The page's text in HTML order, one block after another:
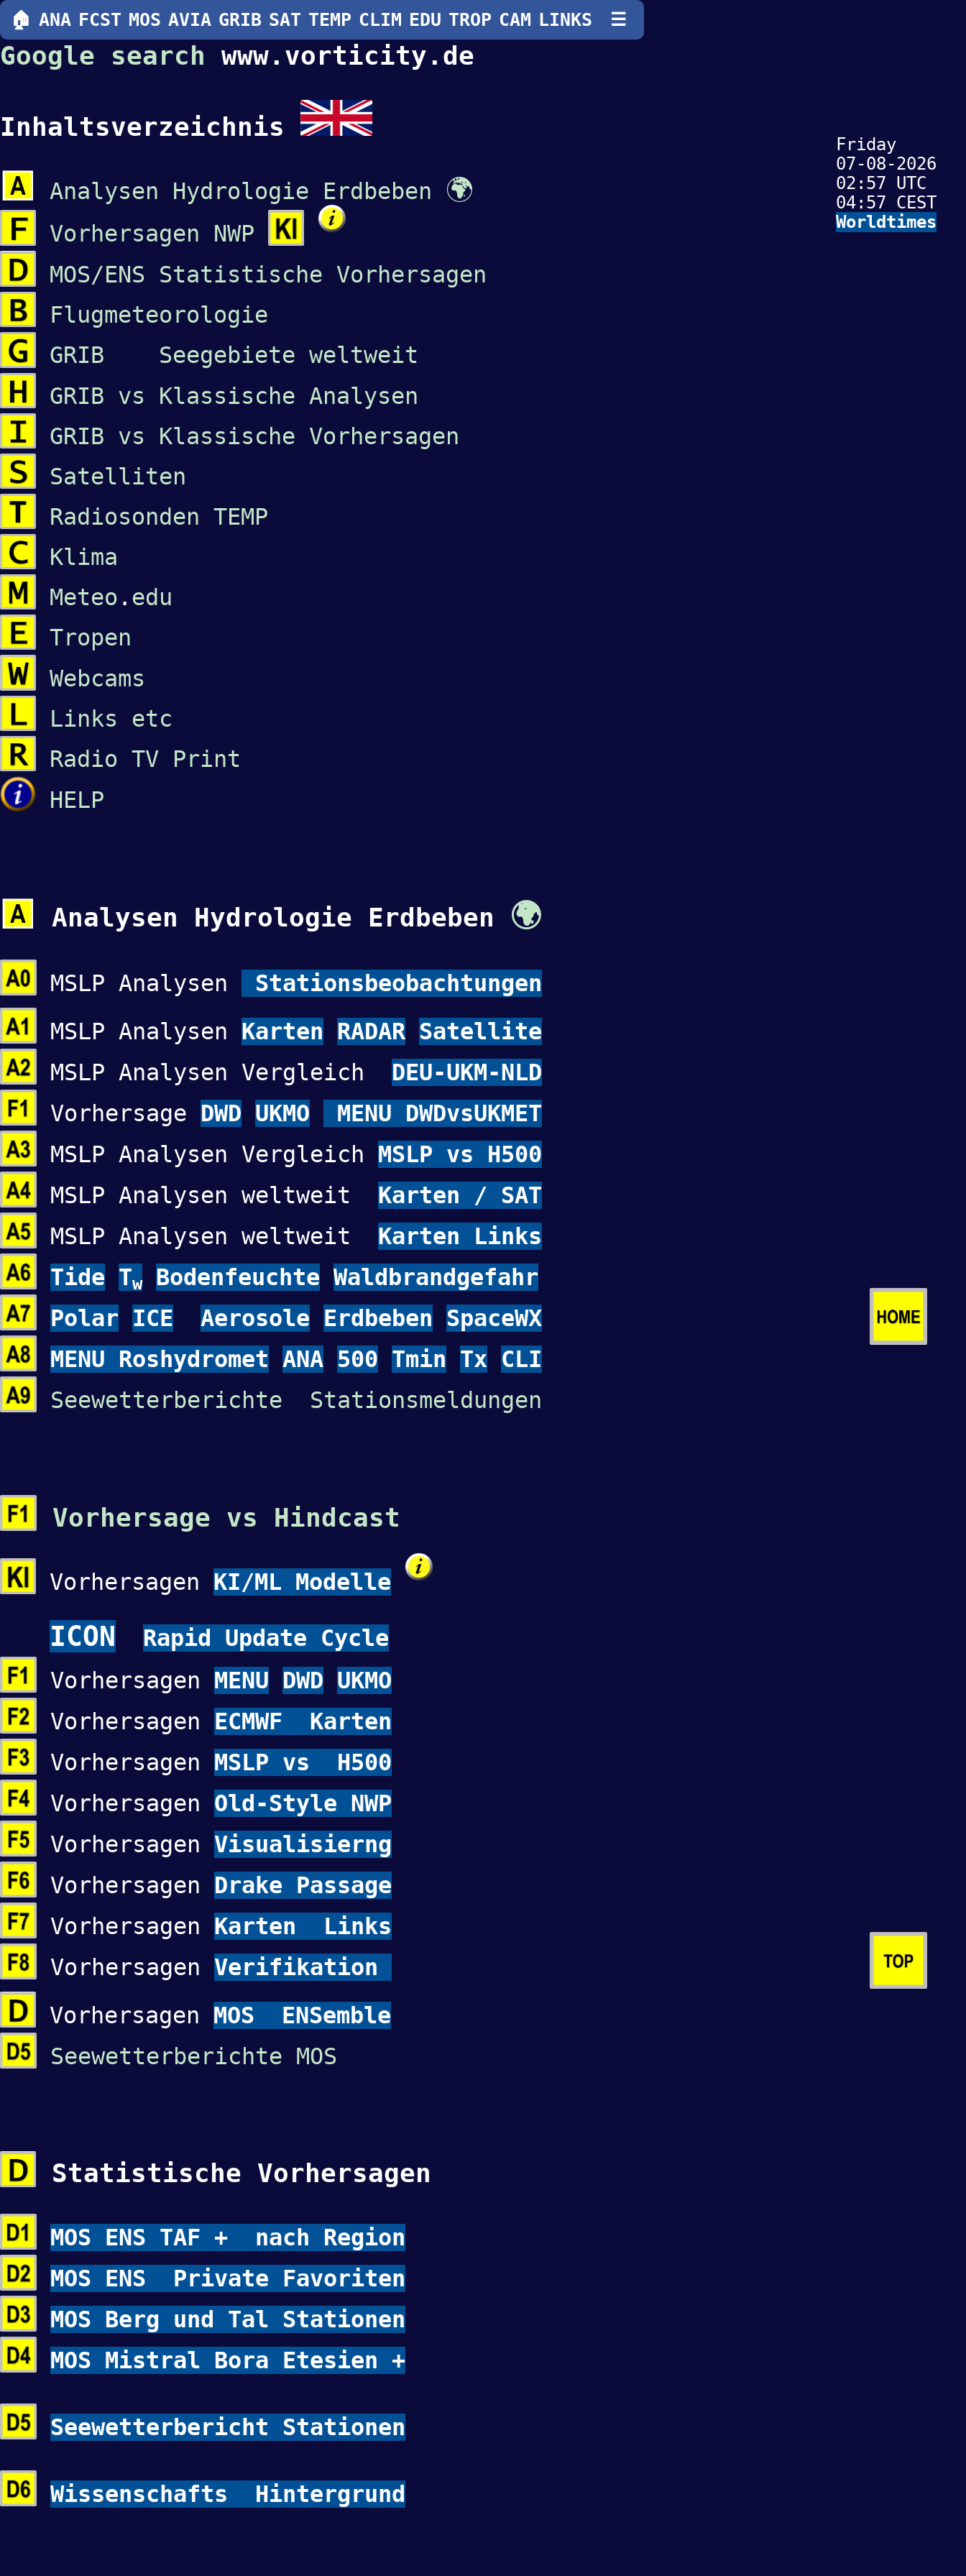
Friday
07-08-2026
02:57 UTC
04:57 CEST
Worldtimes
Google search www.vorticity.de
Inhaltsverzeichnis
Analysen Hydrologie Erdbeben 🌍
Vorhersagen NWP
MOS/ENS Statistische Vorhersagen
Flugmeteorologie
GRIB Seegebiete weltweit
GRIB vs Klassische Analysen
GRIB vs Klassische Vorhersagen
Satelliten
Radiosonden TEMP
Klima
Meteo . edu
Tropen
Webcams
Links etc
Radio TV Print
HELP
Analysen Hydrologie Erdbeben 🌍
MSLP Analysen
Stationsbeobachtungen
MSLP Analysen Karten RADAR Satellite
MSLP Analysen Vergleich DEU-UKM-NLD
Vorhersage DWD UKMO
MENU DWDvsUKMET
MSLP Analysen Vergleich MSLP vs H500
MSLP Analysen weltweit Karten / SAT
MSLP Analysen weltweit Karten Links
Tide Tw Bodenfeuchte Waldbrandgefahr
Polar ICE Aerosole Erdbeben
SpaceWX
MENU Roshydromet ANA 500 Tmin Tx CLI
Seewetterberichte Stationsmeldungen
Vorhersage vs Hindcast
Vorhersagen KI/ML Modelle
ICON
Rapid Update Cycle
Vorhersagen MENU DWD UKMO
Vorhersagen ECMWF Karten
Vorhersagen MSLP vs H500
Vorhersagen Old-Style NWP
Vorhersagen Visualisierng
Vorhersagen Drake Passage
Vorhersagen Karten Links
Vorhersagen Verifikation
Vorhersagen MOS ENSemble
Seewetterberichte MOS
Statistische Vorhersagen
MOS ENS TAF + nach Region
MOS ENS Private Favoriten
MOS Berg und Tal Stationen
MOS Mistral Bora Etesien +
Seewetterbericht Stationen
Wissenschafts Hintergrund
🏠 ANA FCST MOS AVIA GRIB SAT TEMP CLIM EDU TROP CAM LINKS ☰